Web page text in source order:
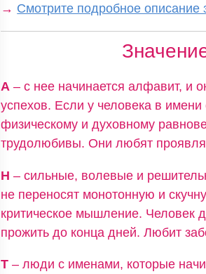
→ Смотрите подробное описание
А – с нее начинается алфавит, и
успехов. Если у человека в имени
физическому и духовному
трудолюбивы. Они любят
Н – сильные, волевые и
не переносят монотонную и
критическое мышление. Человек
прожить до конца дней. Любит
Т – люди с именами, которые